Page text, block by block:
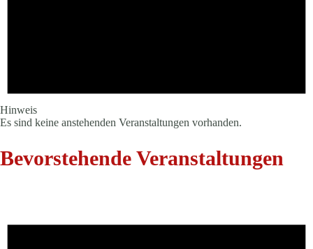
Hinweis
Es sind keine anstehenden Veranstaltungen vorhanden.
Bevorstehende Veranstaltungen